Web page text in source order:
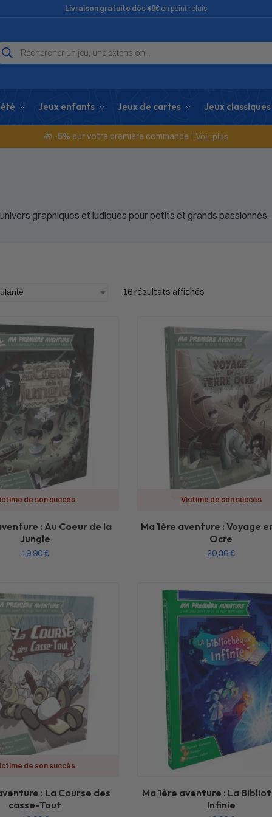
Livraison gratuite dès 49€ en point relais
Jeux enfants Jeux de cartes Jeux classiques
🎁 -5% sur votre première commande ! Voir plus
graphiques et ludiques pour petits et grands passionnés.
16 résultats affichés
de son succès
: Au Coeur de la
Jungle
19,90€
Victime de son succès
Ma 1ère aventure : Voyage
Ocre
20,36€
de son succès
: La Course des
casse-Tout
Ma 1ère aventure : La
Infinie